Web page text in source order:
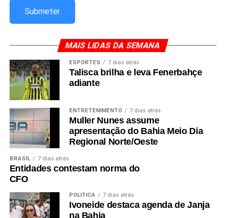
MAIS LIDAS DA SEMANA
ESPORTES 7 dias atrás
Talisca brilha e leva Fenerbahçe
adiante
ENTRETENIMENTO 7 dias atrás
Muller Nunes assume
apresentação do Bahia Meio Dia
Regional Norte/Oeste
BRASIL 7 dias atrás
Entidades contestam norma do
CFO
POLÍTICA 7 dias atrás
Ivoneide destaca agenda de Janja
na Bahia